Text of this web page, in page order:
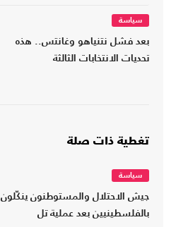
سياسة
بعد فشل نتنياهو وغانتس.. هذه
تحديات الانتخابات الثالثة
تغطية ذات صلة
سياسة
جيش الاحتلال والمستوطنون ينكّلون
بالفلسطينيين بعد عملية تل